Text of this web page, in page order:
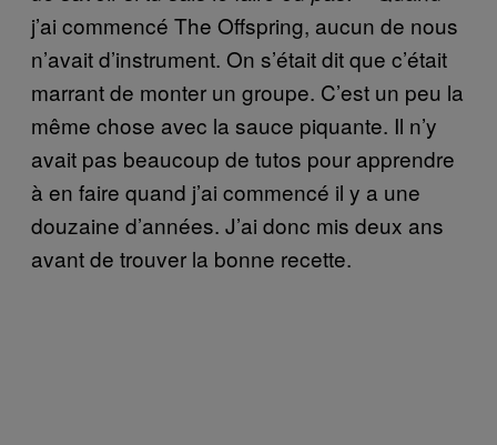
j’ai commencé The Offspring, aucun de nous
n’avait d’instrument. On s’était dit que c’était
marrant de monter un groupe. C’est un peu la
même chose avec la sauce piquante. Il n’y
avait pas beaucoup de tutos pour apprendre
à en faire quand j’ai commencé il y a une
douzaine d’années. J’ai donc mis deux ans
avant de trouver la bonne recette.